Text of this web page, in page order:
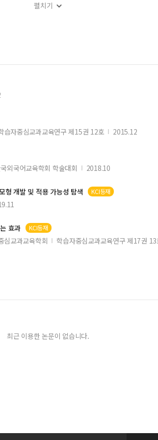
펼치기
습자중심교과교육연구 제15권 12호 2015.12
외국어교육학회 학술대회 2018.10
형 개발 및 적용 가능성 탐색 KCI등재
효과 KCI등재
심교과교육학회 학습자중심교과교육연구 제17권 13
최근 이용한 논문이 없습니다.